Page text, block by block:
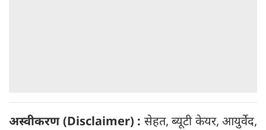
अस्वीकरण (Disclaimer) : सेहत, ब्यूटी केयर, आयुर्वेद,